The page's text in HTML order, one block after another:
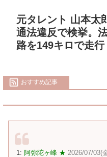
元タレント 山本太
通法違反で検挙。
路を149キロで走行
おすすめ記事
1: 阿弥陀ヶ峰 ★ 2026/07/03(